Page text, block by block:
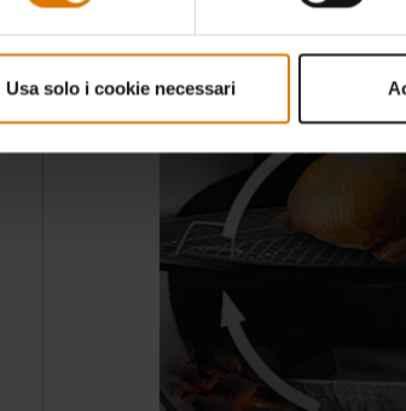
Usa solo i cookie necessari